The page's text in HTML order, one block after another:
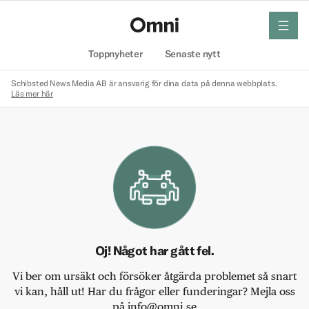
Toppnyheter Senaste nytt
meny
Schibsted News Media AB är ansvarig för dina data på denna webbplats.
Läs mer här
Oj! Något har gått fel.
Vi ber om ursäkt och försöker åtgärda problemet så snart
vi kan, håll ut! Har du frågor eller funderingar? Mejla oss